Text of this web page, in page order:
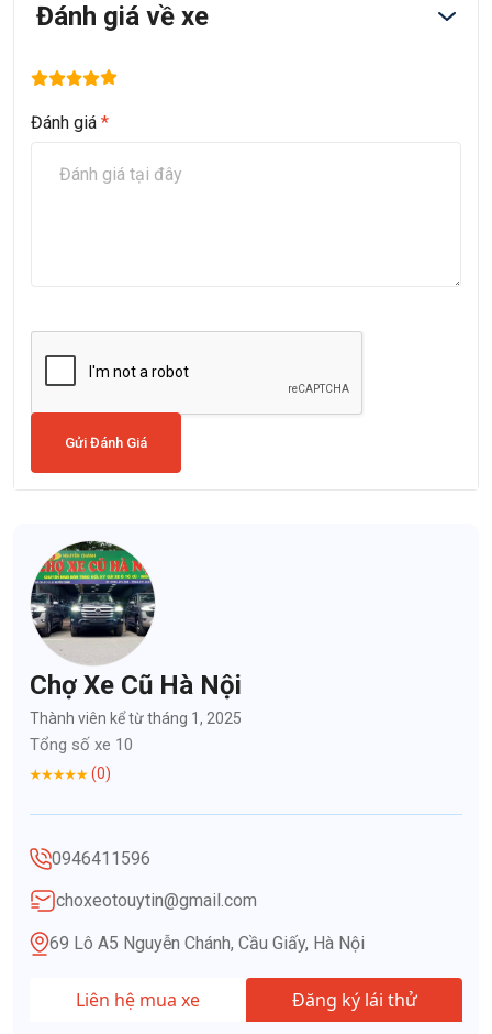
Đánh giá về xe
Đánh giá *
Gửi Đánh Giá
Chợ Xe Cũ Hà Nội
Thành viên kể từ tháng 1, 2025
Tổng số xe 10
(0)
0946411596
choxeotouytin@gmail.com
69 Lô A5 Nguyễn Chánh, Cầu Giấy, Hà Nội
Liên hệ mua xe Đăng ký lái thử